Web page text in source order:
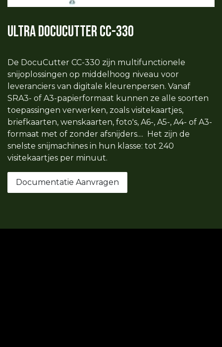
Ultra DocuCutter CC-330
De DocuCutter CC-330 zijn multifunctionele
snijoplossingen op middelhoog niveau voor
leveranciers van digitale kleurenpersen. Vanaf
SRA3- of A3-papierformaat kunnen ze alle soorten
toepassingen verwerken, zoals visitekaartjes,
briefkaarten, wenskaarten, foto's, A6-, A5-, A4- of A3-
formaat met of zonder afsnijders.... Het zijn de
snelste snijmachines in hun klasse: tot 240
visitekaartjes per minuut.
Documentatie Aanvragen